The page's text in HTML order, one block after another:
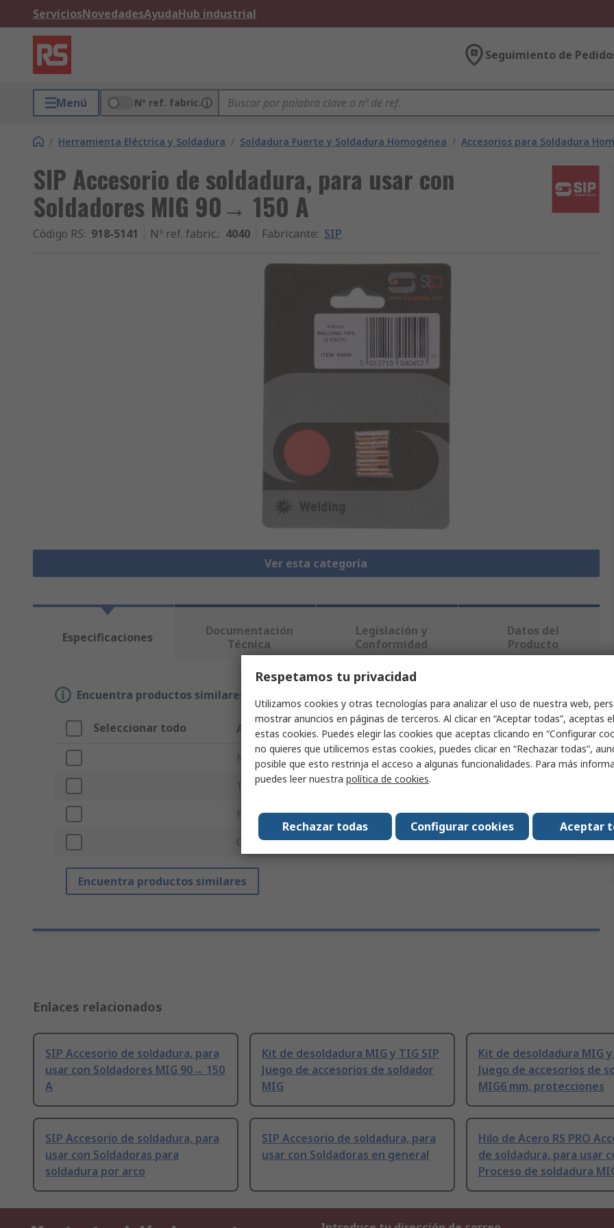
ServiciosNovedadesAyudaHub industrial
Seguimiento de
Menú Nº ref. fabric.
/ Herramienta Eléctrica y Soldadura / Soldadura Fuerte y Soldadura Homogénea / Accesorios para Soldadura
SIP Accesorio de soldadura, para usar con
Soldadores MIG 90→ 150 A
Código RS: 918-5141 Nº ref. fabric.: 4040 Fabricante: SIP
Ver esta categoría
Especificaciones
Documentación
Técnica
Legislación y
Conformidad
Datos del
Producto
Encuentra productos similares seleccionando uno o varios atributos.
Seleccionar todo Atributo Valor
Marca
Tipo de producto Accesorio de soldadura
Para usar con Soldadores MIG 90→ 150 A
Certificaciones y estándares CAS, EC
Encuentra productos similares
Enlaces relacionados
SIP Accesorio de soldadura, para
usar con Soldadores MIG 90→ 150
A
Kit de desoldadura MIG y TIG SIP
Juego de accesorios de soldador
MIG
Kit de desoldadura MIG y
Juego de accesorios de
MIG6 mm, protecciones
SIP Accesorio de soldadura, para
usar con Soldadoras para
soldadura por arco
SIP Accesorio de soldadura, para
usar con Soldadoras en general
Hilo de Acero RS PRO
de soldadura, para usar
Proceso de soldadura
Respetamos tu privacidad
Utilizamos cookies y otras tecnologías para analizar el uso de nuestra web,
mostrar anuncios en páginas de terceros. Al clicar en “Aceptar todas”, aceptas
estas cookies. Puedes elegir las cookies que aceptas clicando en “Configurar
no quieres que utilicemos estas cookies, puedes clicar en “Rechazar todas”,
posible que esto restrinja el acceso a algunas funcionalidades. Para más
puedes leer nuestra política de cookies.
Aceptar
Configurar cookies
Rechazar todas